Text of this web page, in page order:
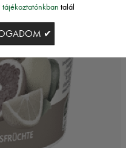
talál
✔